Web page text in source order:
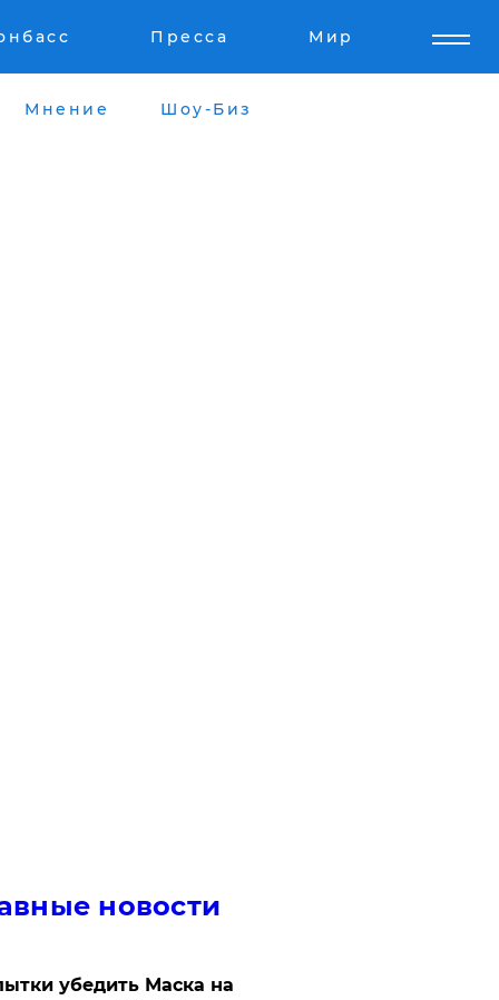
Пресса Мир
Мнение Шоу-Биз
новости
убедить Маска на